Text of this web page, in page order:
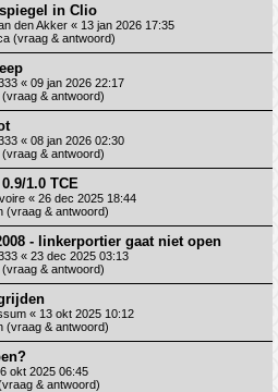
in Clio
den Akker « 13 jan 2026 17:35
(vraag & antwoord)
« 09 jan 2026 22:17
& antwoord)
« 08 jan 2026 02:30
& antwoord)
1.0 TCE
« 26 dec 2025 18:44
(vraag & antwoord)
- linkerportier gaat niet open
« 23 dec 2025 03:13
& antwoord)
« 13 okt 2025 10:12
(vraag & antwoord)
okt 2025 06:45
& antwoord)